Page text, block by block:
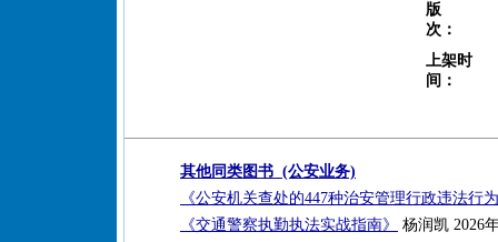
版
次：
上架时
间：
其他同类图书 (公安业务)
《公安机关查处的447种治安管理行政违法行
《交通警察执勤执法实战指南》
杨润凯 2026